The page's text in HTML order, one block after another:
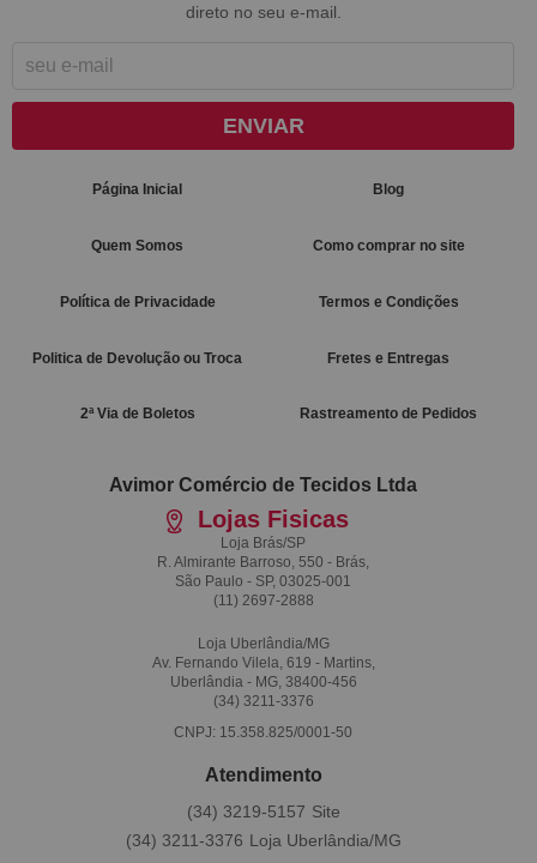
direto no seu e-mail.
ENVIAR
Página Inicial Blog
Quem Somos Como comprar no site
Política de Privacidade Termos e Condições
Politica de Devolução ou Troca Fretes e Entregas
2ª Via de Boletos Rastreamento de Pedidos
Avimor Comércio de Tecidos Ltda
Lojas Fisicas
Loja Brás/SP
R. Almirante Barroso, 550 - Brás,
São Paulo - SP, 03025-001
(11) 2697-2888
Loja Uberlândia/MG
Av. Fernando Vilela, 619 - Martins,
Uberlândia - MG, 38400-456
(34) 3211-3376
CNPJ: 15.358.825/0001-50
Atendimento
(34) 3211-3376
(34) 3219-5157